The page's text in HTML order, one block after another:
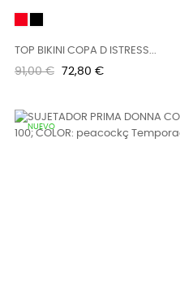
TOP BIKINI COPA D ISTRESS...
Precio
91,00 € Precio
72,80 €
NUEVO